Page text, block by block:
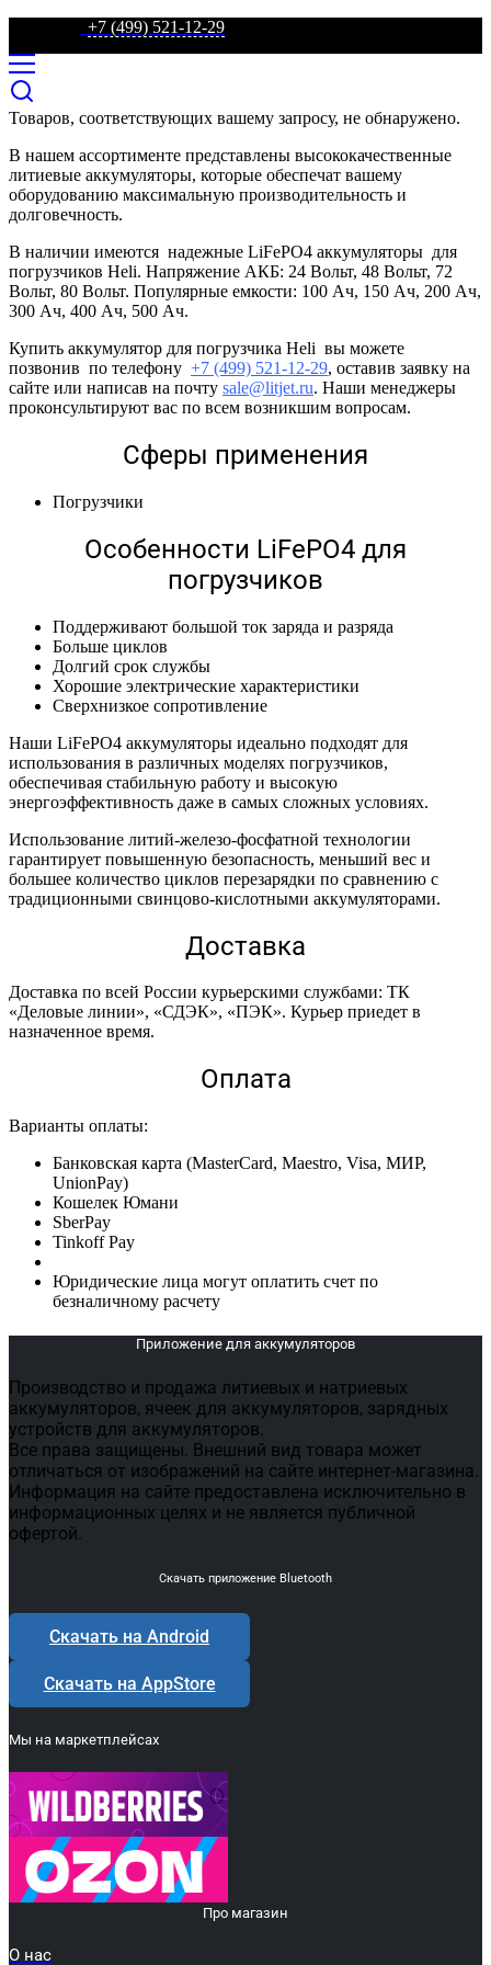
+7 (499) 521-12-29
Товаров, соответствующих вашему запросу, не обнаружено.
В нашем ассортименте представлены высококачественные
литиевые аккумуляторы, которые обеспечат вашему
оборудованию максимальную производительность и
долговечность.
В наличии имеются надежные LiFePO4 аккумуляторы для
погрузчиков Heli. Напряжение АКБ: 24 Вольт, 48 Вольт, 72
Вольт, 80 Вольт. Популярные емкости: 100 Ач, 150 Ач, 200 Ач,
300 Ач, 400 Ач, 500 Ач.
Купить аккумулятор для погрузчика Heli вы можете
позвонив по телефону +7 (499) 521-12-29, оставив заявку на
сайте или написав на почту sale@litjet.ru. Наши менеджеры
проконсультируют вас по всем возникшим вопросам.
Сферы применения
Погрузчики
Особенности LiFePO4 для
погрузчиков
Поддерживают большой ток заряда и разряда
Больше циклов
Долгий срок службы
Хорошие электрические характеристики
Сверхнизкое сопротивление
Наши LiFePO4 аккумуляторы идеально подходят для
использования в различных моделях погрузчиков,
обеспечивая стабильную работу и высокую
энергоэффективность даже в самых сложных условиях.
Использование литий-железо-фосфатной технологии
гарантирует повышенную безопасность, меньший вес и
большее количество циклов перезарядки по сравнению с
традиционными свинцово-кислотными аккумуляторами.
Доставка
Доставка по всей России курьерскими службами: ТК
«Деловые линии», «СДЭК», «ПЭК». Курьер приедет в
назначенное время.
Оплата
Варианты оплаты:
Банковская карта (MasterCard, Maestro, Visa, МИР,
UnionPay)
Кошелек Юмани
SberPay
Tinkoff Pay
Юридические лица могут оплатить счет по
безналичному расчету
Приложение для аккумуляторов
Производство и продажа литиевых и натриевых
аккумуляторов, ячеек для аккумуляторов, зарядных
устройств для аккумуляторов.
Все права защищены. Внешний вид товара может
отличаться от изображений на сайте интернет-магазина.
Информация на сайте предоставлена исключительно в
информационных целях и не является публичной
офертой.
Скачать приложение Bluetooth
Скачать на Android
Скачать на AppStore
Мы на маркетплейсах
Про магазин
О нас